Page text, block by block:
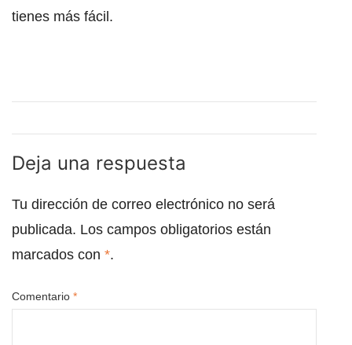
tienes más fácil.
Deja una respuesta
Tu dirección de correo electrónico no será
publicada. Los campos obligatorios están
marcados con *.
Comentario *